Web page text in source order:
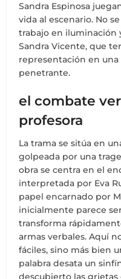
Sandra Espinosa
vida al escenario. No
trabajo en iluminación
Sandra Vicente, que
representación en
penetrante.
el combate
profesora
La trama se sitúa en
golpeada por una
obra se centra en el
interpretada por Eva
papel encarnado por
inicialmente parece
transforma
armas verbales. Aquí
fáciles, sino más bien
palabra desata un
descubierto las grietas